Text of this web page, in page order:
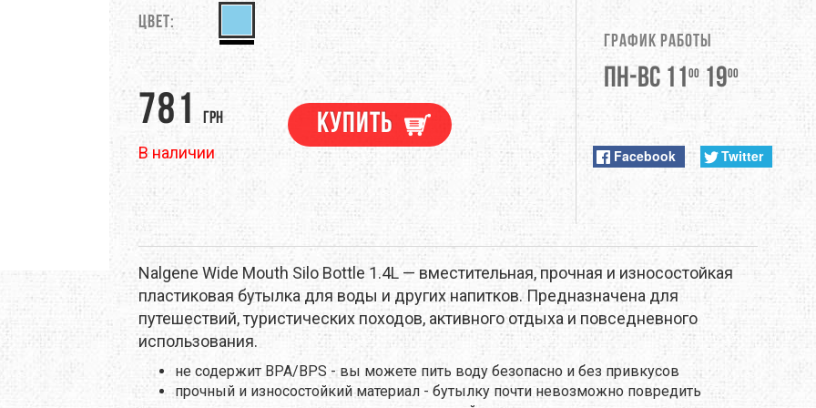
ПОХОДНАЯ ЕДА ТРЕККИНГОВЫЕ ПАЛКИ ФУРНИТУРА
DEEJO DEUTER DUNLOP
EVALINE
FIREBIRD FIRST ASCENT FITWELL
GSI OUTDOORS GEAR AID GERBER
HMR HOLDS HI-TEC
ICEBREAKER JAMES COOK JETBOIL
KEEN
LANEX LEATHERMAN LEKI
LIGHT MY FIRE LORPEN LOWA
Цвет:
График работы
Пн-Вс 11 00 1900
Facebook Twitter
781 грн
В наличии
Купить
Nalgene Wide Mouth Silo Bottle 1.4L — вместительная, прочная и износостойкая
пластиковая бутылка для воды и других напитков. Предназначена для
путешествий, туристических походов, активного отдыха и повседневного
использования.
не содержит BPA/BPS - вы можете пить воду безопасно и без привкусов
прочный и износостойкий материал - бутылку почти невозможно повредить